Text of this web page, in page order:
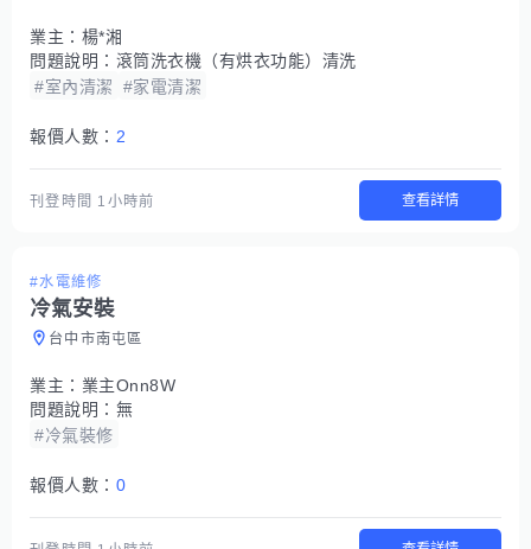
業主： 楊*湘
問題說明： 滾筒洗衣機（有烘衣功能）清洗
#室內清潔
#家電清潔
報價人數： 2
刊登時間 1小時前 查看詳情
#水電維修
冷氣安裝
台中市南屯區
業主： 業主Onn8W
問題說明： 無
#冷氣裝修
報價人數： 0